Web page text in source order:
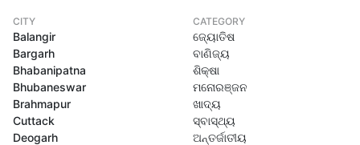
CITY
Balangir
Bargarh
Bhabanipatna
Bhubaneswar
Brahmapur
Cuttack
Deogarh
CATEGORY
ଜ୍ୟୋତିଷ
ବାଣିଜ୍ୟ
ଶିକ୍ଷା
ମନୋରଞ୍ଜନ
ଖାଦ୍ୟ
ସ୍ବାସ୍ଥ୍ୟ
ଅନ୍ତର୍ଜାତୀୟ